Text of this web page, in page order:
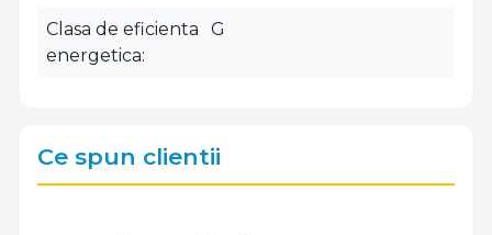
Clasa de eficienta
energetica
G
Ce spun clientii